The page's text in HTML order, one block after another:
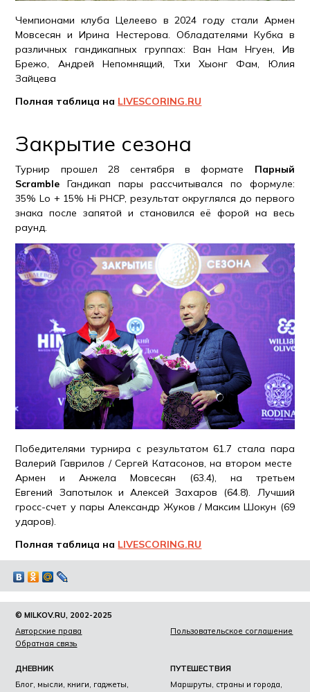
Чемпионами клуба Целеево в 2024 году стали Армен
Мовсесян и Ирина Нестерова. Обладателями Кубка в
различных гандикапных группах: Ван Нам Нгуен, Ив
Брежо, Андрей Непомнящий, Тхи Хыонг Фам, Юлия
Зайцева
Полная таблица на LIVESCORING.RU
Закрытие сезона
Турнир прошел 28 сентября в формате Парный
Scramble Гандикап пары рассчитывался по формуле:
35% Lo + 15% Hi PHCP, результат округлялся до первого
знака после запятой и становился её форой на весь
раунд.
Победителями турнира с результатом 61.7 стала пара
Валерий Гаврилов / Сергей Катасонов, на втором месте
Армен и Анжела Мовсесян (63.4), на третьем
Евгений Запотылок и Алексей Захаров (64.8). Лучший
гросс-счет у пары Александр Жуков / Максим Шокун (69
ударов).
Полная таблица на LIVESCORING.RU
© MILKOV.RU, 2002-2025
Авторские права
Пользовательское соглашение
Обратная связь
ДНЕВНИК
Блог, мысли, книги, гаджеты,
ПУТЕШЕСТВИЯ
Маршруты, страны и города,